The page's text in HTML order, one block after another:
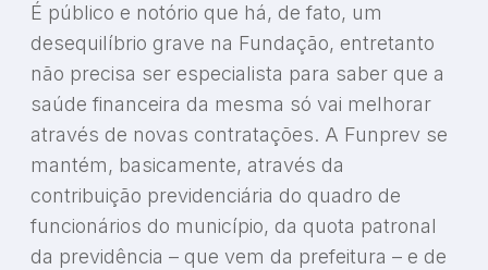
É público e notório que há, de fato, um
desequilíbrio grave na Fundação, entretanto
não precisa ser especialista para saber que a
saúde financeira da mesma só vai melhorar
através de novas contratações. A Funprev se
mantém, basicamente, através da
contribuição previdenciária do quadro de
funcionários do município, da quota patronal
da previdência – que vem da prefeitura – e de